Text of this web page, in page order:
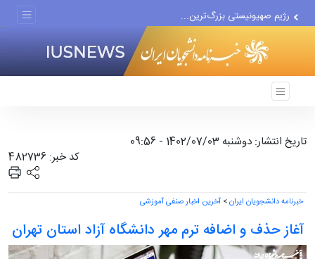
رژیم صهیونیستی بزرگ‌ترین...
دور جدید مذاکرات با اسرائیل...
تاریخ انتشار: دوشنبه 1402/07/03 - 09:56
کد خبر: 482736
خبرنامه دانشجویان ایران> آخرین اخبار صنفی آموزشی
آغاز حذف و اضافه ترم مهر دانشگاه آزاد استان تهران